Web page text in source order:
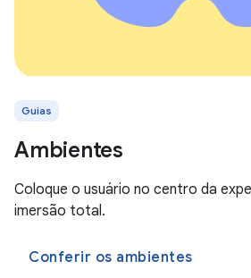
Guias
Ambientes
Coloque o usuário no centro da
imersão total.
Conferir os ambientes